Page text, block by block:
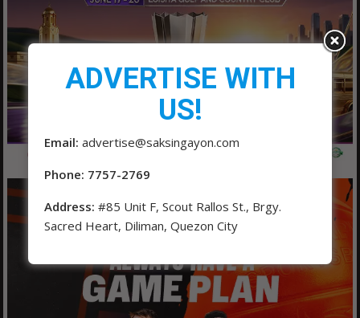
ADVERTISE WITH
US!
Email: advertise@saksingayon.com
Phone: 7757-2769
Address: #85 Unit F, Scout Rallos St., Brgy.
Sacred Heart, Diliman, Quezon City